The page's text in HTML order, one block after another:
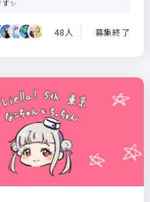
✨
48人 募集終了